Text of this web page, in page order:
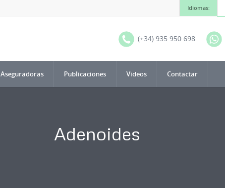
Idiomas:
(+34) 935 950 698
Aseguradoras Publicaciones Videos Contactar
Adenoides